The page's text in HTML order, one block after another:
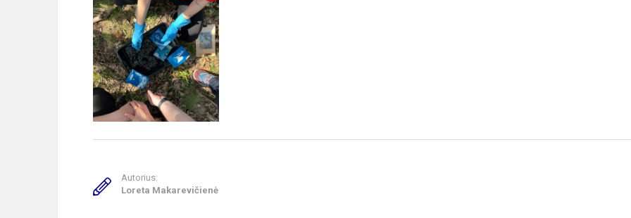
Autorius:
Loreta Makarevičienė